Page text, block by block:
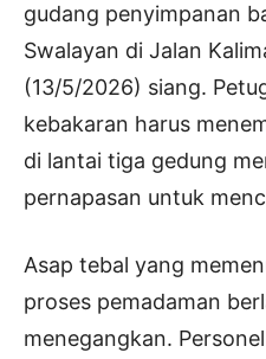
gudang penyimpanan
Swalayan di Jalan
(13/5/2026) siang.
kebakaran harus
di lantai tiga gedung
pernapasan untuk
Asap tebal yang
proses pemadaman
menegangkan.